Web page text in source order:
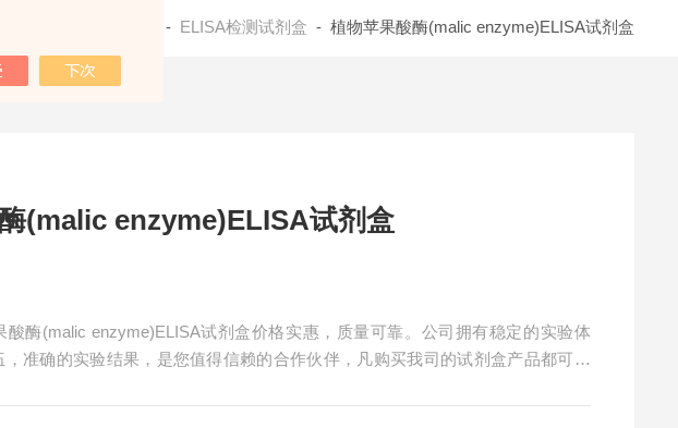
- ELISA检测试剂盒 - 植物苹果酸酶(malic enzyme)ELISA试剂盒
(malic enzyme)ELISA试剂盒
酸酶(malic enzyme)ELISA试剂盒价格实惠，质量可靠。公司拥有稳定的实验体
，准确的实验结果，是您值得信赖的合作伙伴，凡购买我司的试剂盒产品都可提